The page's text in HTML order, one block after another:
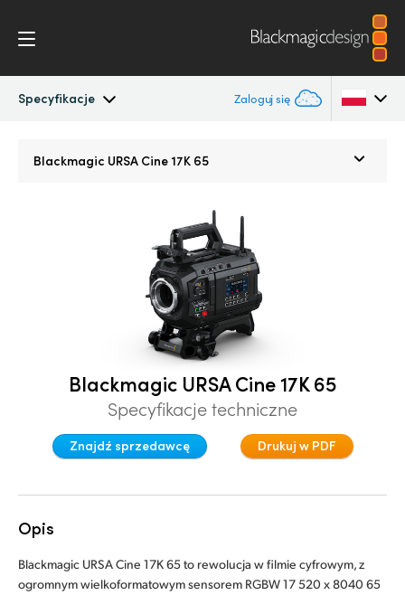
Specyfikacje Zaloguj się
Specyfikacje
Denmark
France
Germany
India
Blackmagic URSA Cine 17K 65
Blackmagic URSA Cine 17K 65
Specyfikacje techniczne
Znajdź sprzedawcę Drukuj w PDF
Opis
Blackmagic URSA Cine 17K 65 to rewolucja w filmie cyfrowym, z
ogromnym wielkoformatowym sensorem RGBW 17 520 x 8040 65